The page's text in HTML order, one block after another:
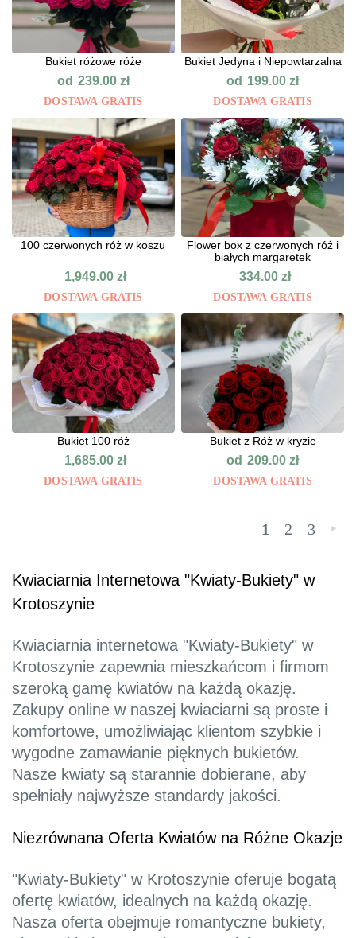
Bukiet różowe róże
od 239.00 zł
DOSTAWA GRATIS
Bukiet Jedyna i Niepowtarzalna
od 199.00zł
DOSTAWA GRATIS
100 czerwonych róż w koszu
1,949.00zł
DOSTAWA GRATIS
Flower box z czerwonych róż i
białych margaretek
334.00zł
DOSTAWA GRATIS
Bukiet 100 róż
1,685.00zł
DOSTAWA GRATIS
Bukiet z Róż w kryzie
od 209.00zł
DOSTAWA GRATIS
1 2 3 »
Kwiaciarnia Internetowa "Kwiaty-Bukiety" w
Krotoszynie
Kwiaciarnia internetowa "Kwiaty-Bukiety" w
Krotoszynie zapewnia mieszkańcom i firmom
szeroką gamę kwiatów na każdą okazję.
Zakupy online w naszej kwiaciarni są proste i
komfortowe, umożliwiając klientom szybkie i
wygodne zamawianie pięknych bukietów.
Nasze kwiaty są starannie dobierane, aby
spełniały najwyższe standardy jakości.
Niezrównana Oferta Kwiatów na Różne Okazje
"Kwiaty-Bukiety" w Krotoszynie oferuje bogatą
ofertę kwiatów, idealnych na każdą okazję.
Nasza oferta obejmuje romantyczne bukiety,